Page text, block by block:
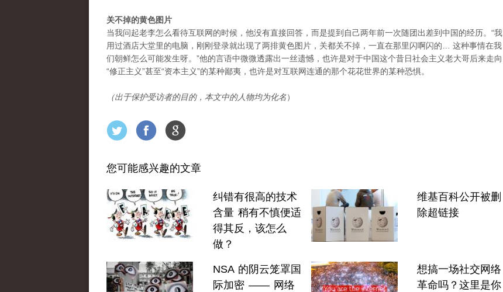
关不掉的黄色图片
当我问起老李怎么看待互联网的时候，他没有直接回答，而是提到自己两年前一次随团出差到中国的经历。“我
用过酒店大堂里的电脑，刚刚登录就出现了两排黄色图片，关都关不掉，一直在那里闪啊闪的… 这种事情在我
们朝鲜怎么可能发生呀。”他的言语中微微透露出一丝遗憾，也许是对于中国这个昔日社会主义老大哥后来走向
“修正主义”甚至“资本主义”的某种鄙夷，也许是对互联网连通的那个花花世界的某种恐惧。
（出于保护受访者的目的，本文中的人物均为化名）
您可能感兴趣的文章
纠错有很高的技术
含量 稍有不慎便适
得其反，该怎么
做？
维基百科公开被删
除超链接
NSA 的阴云笼罩国
际加密 —— 网络
想搞一场社交网络
革命吗？这里是你